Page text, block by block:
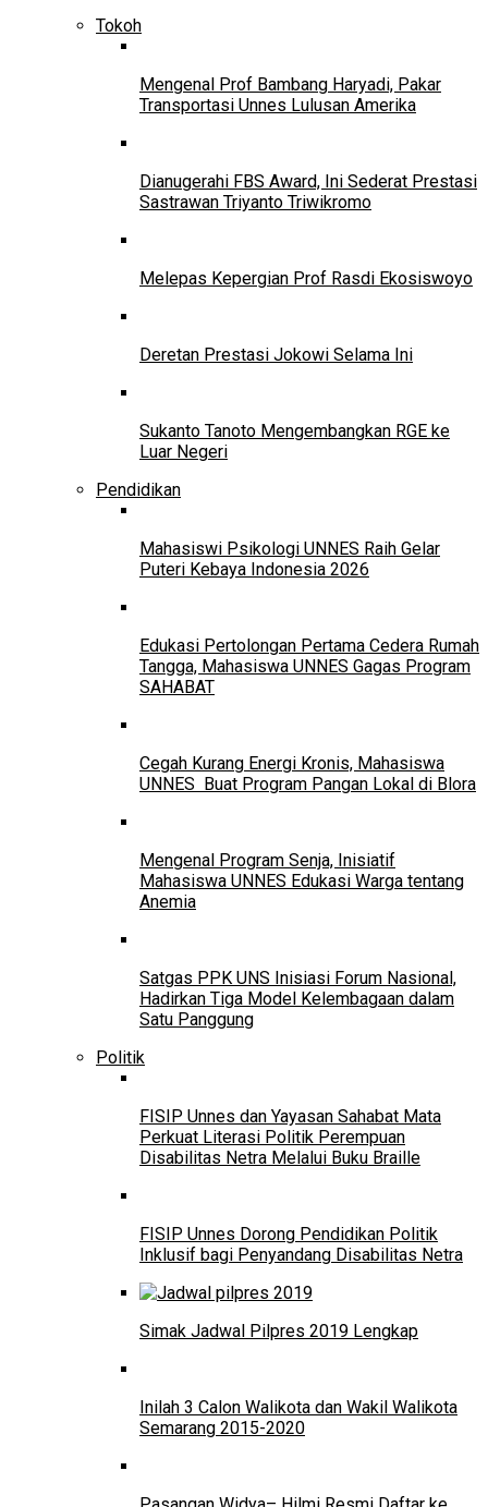
Tokoh
Mengenal Prof Bambang Haryadi, Pakar
Transportasi Unnes Lulusan Amerika
Dianugerahi FBS Award, Ini Sederat Prestasi
Sastrawan Triyanto Triwikromo
Melepas Kepergian Prof Rasdi Ekosiswoyo
Deretan Prestasi Jokowi Selama Ini
Sukanto Tanoto Mengembangkan RGE ke
Luar Negeri
Pendidikan
Mahasiswi Psikologi UNNES Raih Gelar
Puteri Kebaya Indonesia 2026
Edukasi Pertolongan Pertama Cedera Rumah
Tangga, Mahasiswa UNNES Gagas Program
SAHABAT
Cegah Kurang Energi Kronis, Mahasiswa
UNNES Buat Program Pangan Lokal di Blora
Mengenal Program Senja, Inisiatif
Mahasiswa UNNES Edukasi Warga tentang
Anemia
Satgas PPK UNS Inisiasi Forum Nasional,
Hadirkan Tiga Model Kelembagaan dalam
Satu Panggung
Politik
FISIP Unnes dan Yayasan Sahabat Mata
Perkuat Literasi Politik Perempuan
Disabilitas Netra Melalui Buku Braille
FISIP Unnes Dorong Pendidikan Politik
Inklusif bagi Penyandang Disabilitas Netra
Simak Jadwal Pilpres 2019 Lengkap
Inilah 3 Calon Walikota dan Wakil Walikota
Semarang 2015-2020